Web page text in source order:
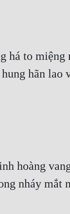
há to miệng
hãn lao
hoàng
nháy mắt